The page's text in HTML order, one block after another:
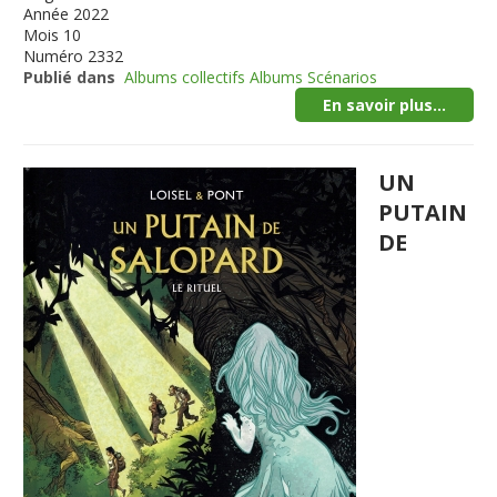
Année 2022
Mois 10
Numéro 2332
Publié dans Albums collectifs Albums Scénarios
En savoir plus...
UN
PUTAIN
DE